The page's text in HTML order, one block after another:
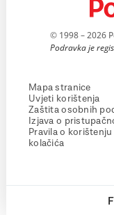
© 1998 – 2026
Podravka je
Mapa stranice
Uvjeti korištenja
Zaštita osobnih
Izjava o
Pravila o korištenju
kolačića